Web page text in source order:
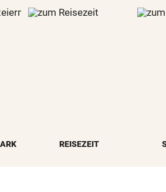
REISEZEIT